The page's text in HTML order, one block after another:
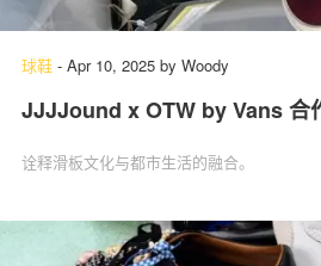
球鞋 - Apr 10, 2025 by Woody
JJJJound x OTW by Vans 合
诠释滑板文化与都市生活的融合。